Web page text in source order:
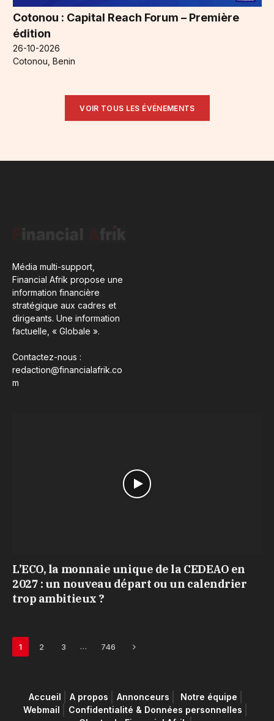
Cotonou : Capital Reach Forum – Première
édition
26-10-2026
Cotonou, Benin
VOIR TOUS LES ÉVÉNEMENTS
Média multi-support,
Financial Afrik propose une
information financière
stratégique aux cadres et
dirigeants. Une information
factuelle, « Globale ».
Contactez-nous :
redaction@financialafrik.co
m
L’ECO, la monnaie unique de la CEDEAO en
2027 : un nouveau départ ou un calendrier
trop ambitieux ?
1 2 3 … 746 Next
Accueil A propos Annonceurs
Notre équipe
Webmail
Confidentialité & Données personnelles